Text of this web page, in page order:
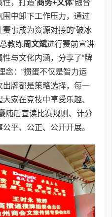
，打造‘商务+文体’融合
中卸下工作压力，通过
事成为资源对接的‘破冰
教练周文斌进行赛前宣讲
与文化内涵，分享了“牌
念：“掼蛋不仅是智力运
牌都是策略选择，每一
家在竞技中享受乐趣、
随后宣读比赛规则、计分
平、公正、公开开展。